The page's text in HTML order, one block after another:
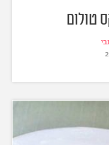
טולום